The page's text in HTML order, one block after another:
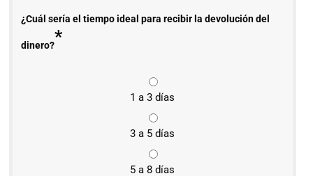
¿Cuál sería el tiempo ideal para recibir la devolución del
dinero?*
1 a 3 días
3 a 5 días
5 a 8 días